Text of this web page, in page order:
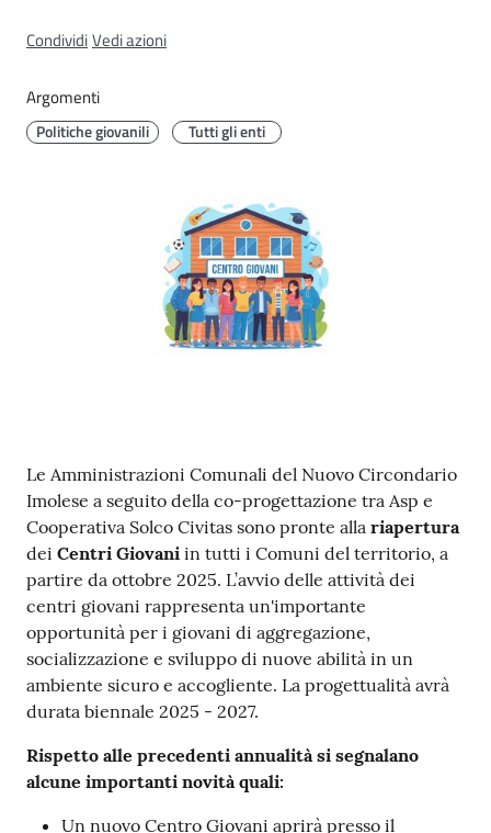
CondividiVedi azioni
Argomenti
Politiche giovanili Tutti gli enti
Contenuto
Le Amministrazioni Comunali del Nuovo Circondario
Imolese a seguito della co-progettazione tra Asp e
Cooperativa Solco Civitas sono pronte alla riapertura
dei Centri Giovani in tutti i Comuni del territorio, a
partire da ottobre 2025. L’avvio delle attività dei
centri giovani rappresenta un'importante
opportunità per i giovani di aggregazione,
socializzazione e sviluppo di nuove abilità in un
ambiente sicuro e accogliente. La progettualità avrà
durata biennale 2025 - 2027.
Rispetto alle precedenti annualità si segnalano
alcune importanti novità quali:
Un nuovo Centro Giovani aprirà presso il